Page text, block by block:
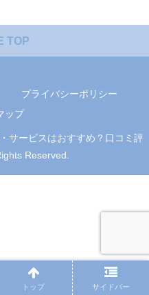
TOP
プライバシーポリシー
ップ
サービスはおすすめ？口コミ評
Reserved.
トップ サイドバー